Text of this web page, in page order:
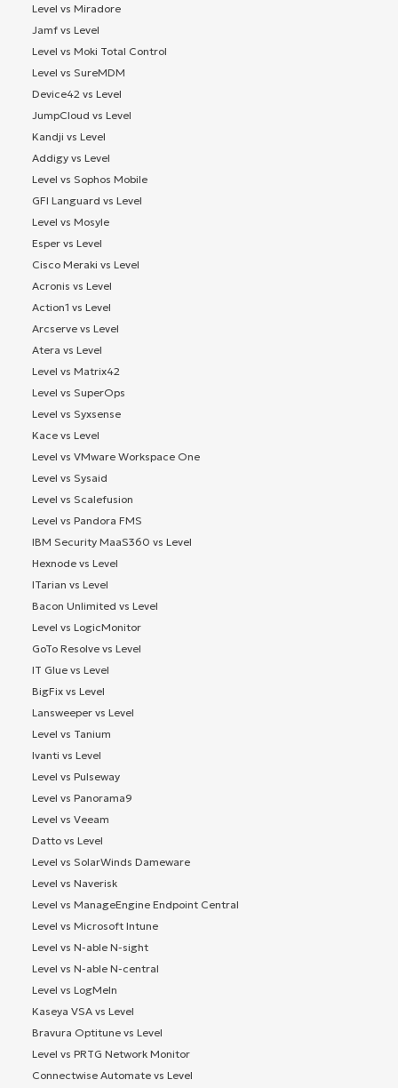
Level vs Miradore
Jamf vs Level
Level vs Moki Total Control
Level vs SureMDM
Device42 vs Level
JumpCloud vs Level
Kandji vs Level
Addigy vs Level
Level vs Sophos Mobile
GFI Languard vs Level
Level vs Mosyle
Esper vs Level
Cisco Meraki vs Level
Acronis vs Level
Action1 vs Level
Arcserve vs Level
Atera vs Level
Level vs Matrix42
Level vs SuperOps
Level vs Syxsense
Kace vs Level
Level vs VMware Workspace One
Level vs Sysaid
Level vs Scalefusion
Level vs Pandora FMS
IBM Security MaaS360 vs Level
Hexnode vs Level
ITarian vs Level
Bacon Unlimited vs Level
Level vs LogicMonitor
GoTo Resolve vs Level
IT Glue vs Level
BigFix vs Level
Lansweeper vs Level
Level vs Tanium
Ivanti vs Level
Level vs Pulseway
Level vs Panorama9
Level vs Veeam
Datto vs Level
Level vs SolarWinds Dameware
Level vs Naverisk
Level vs ManageEngine Endpoint Central
Level vs Microsoft Intune
Level vs N-able N-sight
Level vs N-able N-central
Level vs LogMeIn
Kaseya VSA vs Level
Bravura Optitune vs Level
Level vs PRTG Network Monitor
Connectwise Automate vs Level